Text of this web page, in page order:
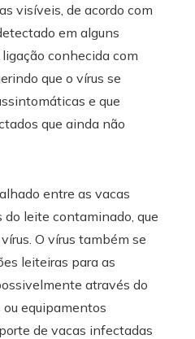
visíveis, de acordo com
em alguns
conhecida com
que o vírus se
e que
que ainda não
entre as vacas
leite contaminado, que
O vírus também se
leiteiras para as
através do
equipamentos
de vacas infectadas